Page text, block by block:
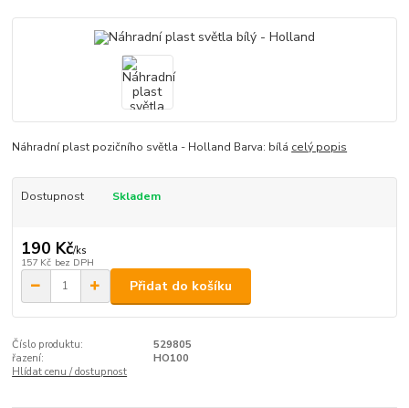
Náhradní plast pozičního světla - Holland Barva: bílá celý popis
Dostupnost Skladem
190 Kč/ks
157 Kč bez DPH
Přidat do košíku
Číslo produktu:
529805
řazení:
HO100
Hlídat cenu / dostupnost